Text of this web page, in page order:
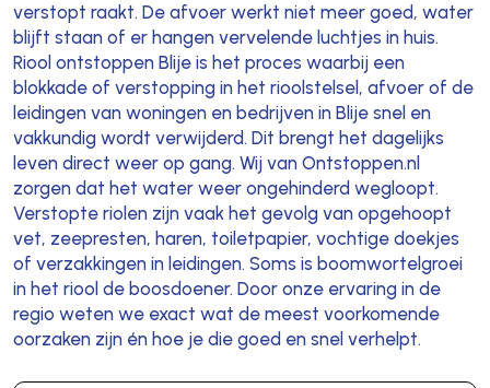
verstopt raakt. De afvoer werkt niet meer goed, water
blijft staan of er hangen vervelende luchtjes in huis.
Riool ontstoppen Blije is het proces waarbij een
blokkade of verstopping in het rioolstelsel, afvoer of de
leidingen van woningen en bedrijven in Blije snel en
vakkundig wordt verwijderd. Dit brengt het dagelijks
leven direct weer op gang. Wij van Ontstoppen.nl
zorgen dat het water weer ongehinderd wegloopt.
Verstopte riolen zijn vaak het gevolg van opgehoopt
vet, zeepresten, haren, toiletpapier, vochtige doekjes
of verzakkingen in leidingen. Soms is boomwortelgroei
in het riool de boosdoener. Door onze ervaring in de
regio weten we exact wat de meest voorkomende
oorzaken zijn én hoe je die goed en snel verhelpt.